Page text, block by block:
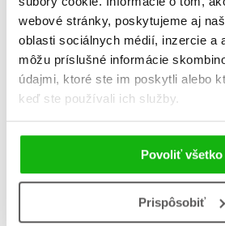
webové stránky, poskytujeme aj
oblasti sociálnych médií, inzercie a
môžu príslušné informácie
údajmi, ktoré ste im poskytli alebo
keď ste používali ich služby.
Povoliť všetko
Prispôsobiť
Ivana
6,79 €